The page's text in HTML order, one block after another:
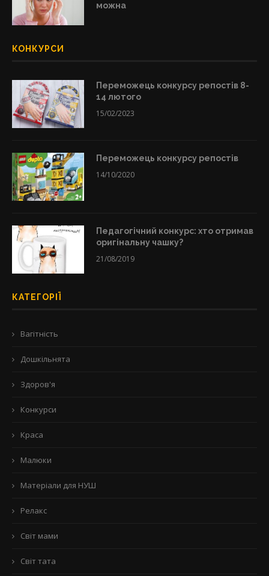
можна
КОНКУРСИ
Переможець конкурсу репостів 8-
14 лютого
15/02/2023
Переможець конкурсу репостів
14/10/2020
Педагогічний конкурс: хто отримав
оригінальну чашку?
21/08/2019
КАТЕГОРІЇ
Вагітність
Дошкільнята
Здоров'я
Конкурси
Краса
Малюки
Матеріали для НУШ
Релакс
Світ мами
Світ тата